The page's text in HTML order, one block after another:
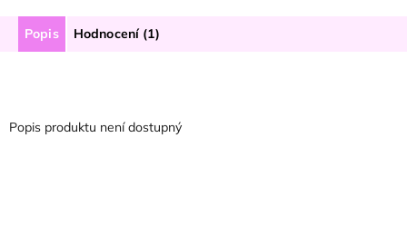
Popis Hodnocení (1)
Popis produktu není dostupný